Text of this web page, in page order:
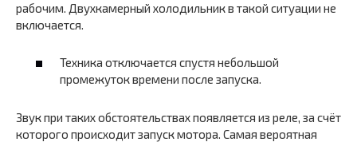
рабочим. Двухкамерный холодильник в такой ситуации не
включается.
Техника отключается спустя небольшой
промежуток времени после запуска.
Звук при таких обстоятельствах появляется из реле, за счёт
которого происходит запуск мотора. Самая вероятная